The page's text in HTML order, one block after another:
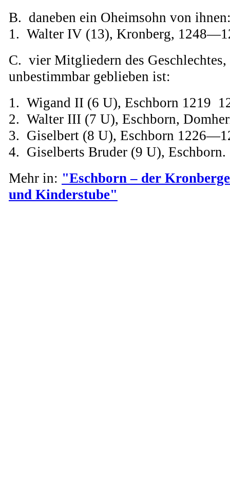
B. daneben ein Oheimsohn von
1. Walter IV (13), Kronberg,
C. vier Mitgliedern des Geschlechtes,
unbestimmbar geblieben ist:
1. Wigand II (6 U), Eschborn 1219
2. Walter III (7 U), Eschborn,
3. Giselbert (8 U), Eschborn
4. Giselberts Bruder (9 U), Eschborn.
Mehr in: "Eschborn – der
und Kinderstube"